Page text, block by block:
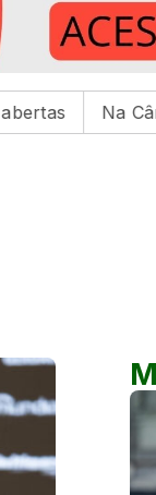
Na Câmara de